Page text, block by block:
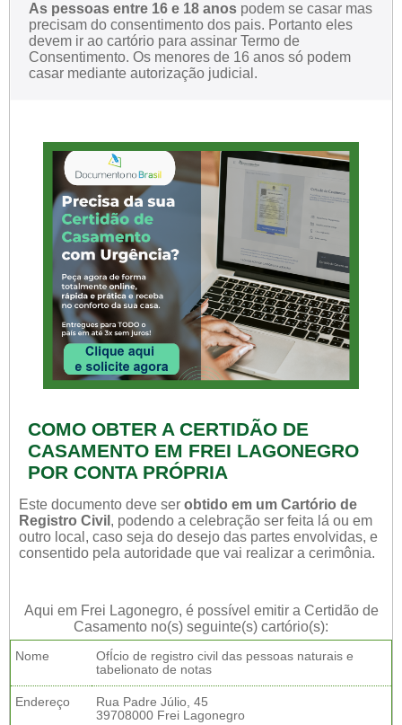
As pessoas entre 16 e 18 anos podem se casar mas
precisam do consentimento dos pais. Portanto eles
devem ir ao cartório para assinar Termo de
Consentimento. Os menores de 16 anos só podem
casar mediante autorização judicial.
COMO OBTER A CERTIDÃO DE
CASAMENTO EM FREI LAGONEGRO
POR CONTA PRÓPRIA
Este documento deve ser obtido em um Cartório de
Registro Civil , podendo a celebração ser feita lá ou em
outro local, caso seja do desejo das partes envolvidas, e
consentido pela autoridade que vai realizar a cerimônia.
Aqui em Frei Lagonegro, é possível emitir a Certidão de
Casamento no(s) seguinte(s) cartório(s):
Nome
OfÍcio de registro civil das pessoas naturais e
tabelionato de notas
Endereço
Rua Padre Júlio, 45
39708000 Frei Lagonegro